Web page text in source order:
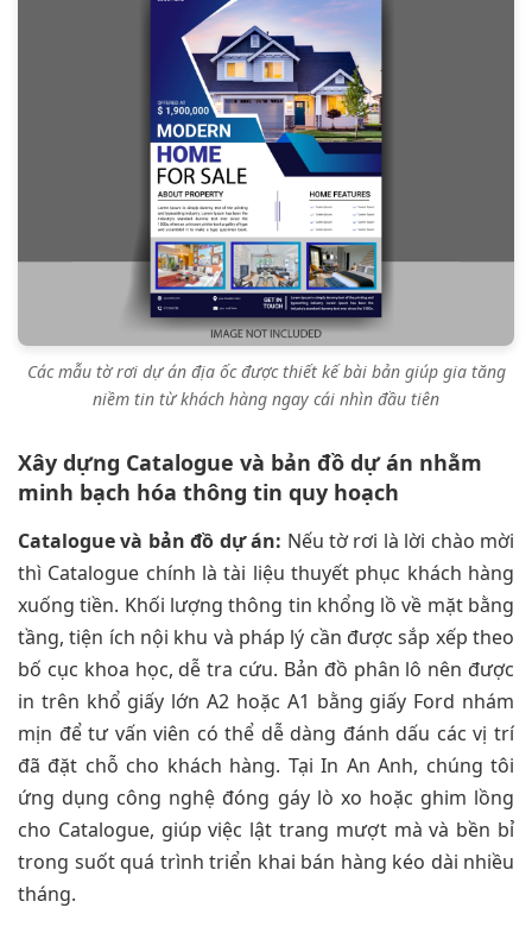
Các mẫu tờ rơi dự án địa ốc được thiết kế bài bản giúp gia tăng
niềm tin từ khách hàng ngay cái nhìn đầu tiên
Xây dựng Catalogue và bản đồ dự án nhằm
minh bạch hóa thông tin quy hoạch
Catalogue và bản đồ dự án: Nếu tờ rơi là lời chào mời
thì Catalogue chính là tài liệu thuyết phục khách hàng
xuống tiền. Khối lượng thông tin khổng lồ về mặt bằng
tầng, tiện ích nội khu và pháp lý cần được sắp xếp theo
bố cục khoa học, dễ tra cứu. Bản đồ phân lô nên được
in trên khổ giấy lớn A2 hoặc A1 bằng giấy Ford nhám
mịn để tư vấn viên có thể dễ dàng đánh dấu các vị trí
đã đặt chỗ cho khách hàng. Tại In An Anh, chúng tôi
ứng dụng công nghệ đóng gáy lò xo hoặc ghim lồng
cho Catalogue, giúp việc lật trang mượt mà và bền bỉ
trong suốt quá trình triển khai bán hàng kéo dài nhiều
tháng.